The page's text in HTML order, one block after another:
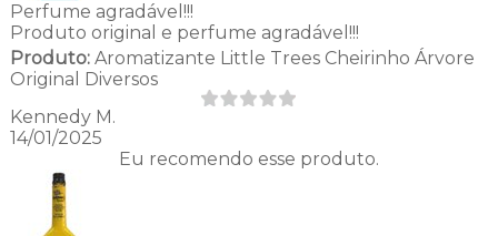
Perfume agradável!!!
Produto original e perfume agradável!!!
Produto:Aromatizante Little Trees Cheirinho Árvore
Original Diversos
Kennedy M.
14/01/2025
Eu recomendo esse produto.